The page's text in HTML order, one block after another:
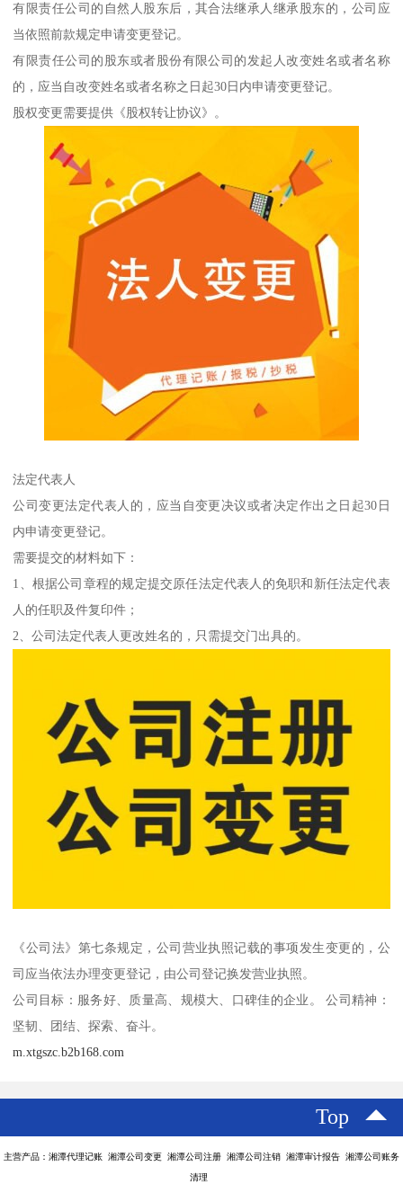
有限责任公司的自然人股东后，其合法继承人继承股东的，公司应
当依照前款规定申请变更登记。
有限责任公司的股东或者股份有限公司的发起人改变姓名或者名称
的，应当自改变姓名或者名称之日起30日内申请变更登记。
股权变更需要提供《股权转让协议》。
法定代表人
公司变更法定代表人的，应当自变更决议或者决定作出之日起30日
内申请变更登记。
需要提交的材料如下：
1、根据公司章程的规定提交原任法定代表人的免职和新任法定代表
人的任职及件复印件；
2、公司法定代表人更改姓名的，只需提交门出具的。
《公司法》第七条规定，公司营业执照记载的事项发生变更的，公
司应当依法办理变更登记，由公司登记换发营业执照。
公司目标：服务好、质量高、规模大、口碑佳的企业。 公司精神：
坚韧、团结、探索、奋斗。
m.xtgszc.b2b168.com
Top
主营产品：湘潭代理记账 湘潭公司变更 湘潭公司注册 湘潭公司注销 湘潭审计报告 湘潭公司账务
清理